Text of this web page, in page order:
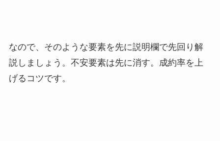
なので、そのような要素を先に説明欄で先回り解
説しましょう。不安要素は先に消す。成約率を上
げるコツです。